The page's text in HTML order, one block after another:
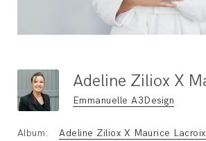
Emmanuelle A3Design
Album:
Adeline Ziliox X Maurice Lacroix